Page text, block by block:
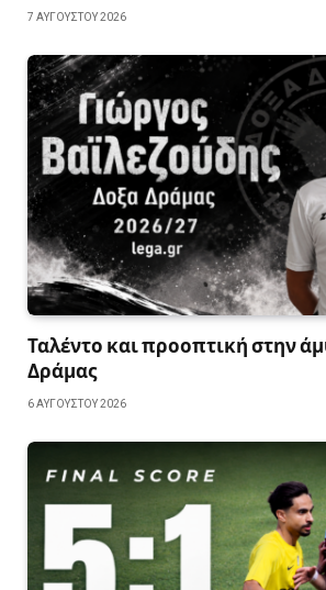
7 ΑΥΓΟΎΣΤΟΥ 2026
Ταλέντο και προοπτική στην
Δράμας
6 ΑΥΓΟΎΣΤΟΥ 2026